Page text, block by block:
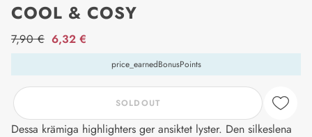
COOL & COSY
price_label
7,90 € 6,32 €
price_earnedBonusPoints
SOLDOUT
Dessa krämiga highlighters ger ansiktet lyster. Den silkeslena